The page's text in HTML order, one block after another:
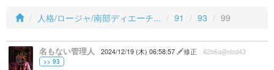
人格/ロージャ/南部ディエーチ... 91 93 99
名もない管理人 2024/12/19 (木) 06:58:57 修正 62b6a@dcd43
>> 93